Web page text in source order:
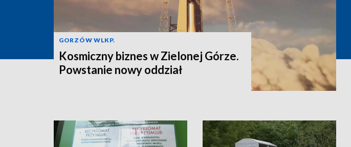
GORZÓW WLKP.
Kosmiczny biznes w Zielonej Górze.
Powstanie nowy oddział